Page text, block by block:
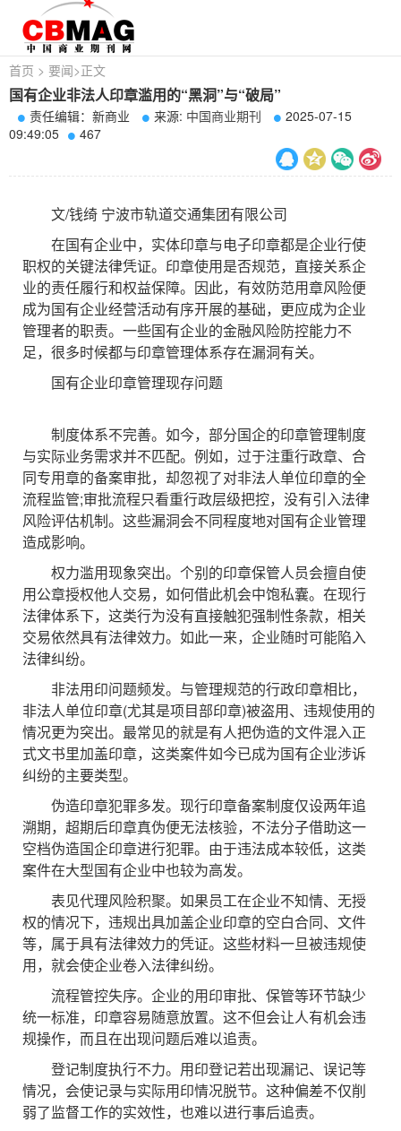
首页 > 要闻>正文
国有企业非法人印章滥用的“黑洞”与“破局”
责任编辑：新商业 来源: 中国商业期刊
2025-07-15
09:49:05
467
文/钱绮 宁波市轨道交通集团有限公司
在国有企业中，实体印章与电子印章都是企业行使
职权的关键法律凭证。印章使用是否规范，直接关系企
业的责任履行和权益保障。因此，有效防范用章风险便
成为国有企业经营活动有序开展的基础，更应成为企业
管理者的职责。一些国有企业的金融风险防控能力不
足，很多时候都与印章管理体系存在漏洞有关。
国有企业印章管理现存问题
制度体系不完善。如今，部分国企的印章管理制度
与实际业务需求并不匹配。例如，过于注重行政章、合
同专用章的备案审批，却忽视了对非法人单位印章的全
流程监管;审批流程只看重行政层级把控，没有引入法律
风险评估机制。这些漏洞会不同程度地对国有企业管理
造成影响。
权力滥用现象突出。个别的印章保管人员会擅自使
用公章授权他人交易，如何借此机会中饱私囊。在现行
法律体系下，这类行为没有直接触犯强制性条款，相关
交易依然具有法律效力。如此一来，企业随时可能陷入
法律纠纷。
非法用印问题频发。与管理规范的行政印章相比，
非法人单位印章(尤其是项目部印章)被盗用、违规使用的
情况更为突出。最常见的就是有人把伪造的文件混入正
式文书里加盖印章，这类案件如今已成为国有企业涉诉
纠纷的主要类型。
伪造印章犯罪多发。现行印章备案制度仅设两年追
溯期，超期后印章真伪便无法核验，不法分子借助这一
空档伪造国企印章进行犯罪。由于违法成本较低，这类
案件在大型国有企业中也较为高发。
表见代理风险积聚。如果员工在企业不知情、无授
权的情况下，违规出具加盖企业印章的空白合同、文件
等，属于具有法律效力的凭证。这些材料一旦被违规使
用，就会使企业卷入法律纠纷。
流程管控失序。企业的用印审批、保管等环节缺少
统一标准，印章容易随意放置。这不但会让人有机会违
规操作，而且在出现问题后难以追责。
登记制度执行不力。用印登记若出现漏记、误记等
情况，会使记录与实际用印情况脱节。这种偏差不仅削
弱了监督工作的实效性，也难以进行事后追责。